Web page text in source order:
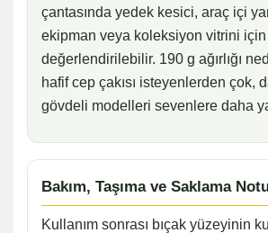
çantasında yedek kesici, araç içi
ekipman veya koleksiyon vitrini için
değerlendirilebilir. 190 g ağırlığı
hafif cep çakısı isteyenlerden çok,
gövdeli modelleri sevenlere daha
Bakım, Taşıma ve Saklama
Kullanım sonrası bıçak yüzeyinin